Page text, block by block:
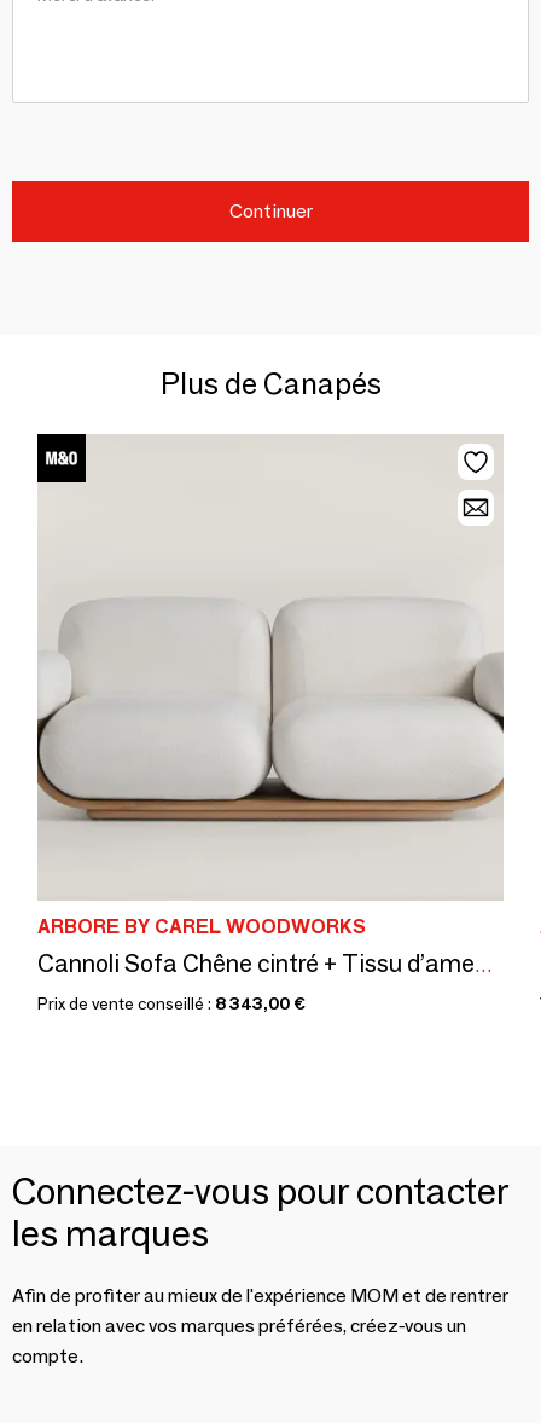
Continuer
Plus de Canapés
ARBORE BY CAREL WOODWORKS
Cannoli Sofa Chêne cintré + Tissu d’ameublement Naturel (structure) + Tissu sur mesure
Prix de vente conseillé : 8 343,00 €
Connectez-vous pour contacter
les marques
Afin de profiter au mieux de l'expérience MOM et de rentrer
en relation avec vos marques préférées, créez-vous un
compte.